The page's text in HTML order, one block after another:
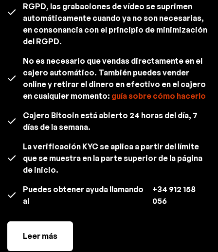
RGPD, las grabaciones de vídeo se suprimen
automáticamente cuando ya no son necesarias,
en consonancia con el principio de minimización
del RGPD.
No es necesario que vendas directamente en el
cajero automático. También puedes vender
online y retirar el dinero en efectivo en el cajero
en cualquier momento: guía sobre cómo hacerlo
Cajero Bitcoin está abierto 24 horas del día, 7
días de la semana.
La verificación KYC se aplica a partir del límite
que se muestra en la parte superior de la página
de inicio.
Puedes obtener ayuda llamando
al
+34 912 158
056
Leer más